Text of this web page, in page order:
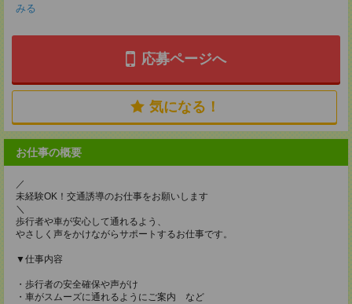
みる
応募ページへ
気になる！
お仕事の概要
／
未経験OK！交通誘導のお仕事をお願いします
＼
歩行者や車が安心して通れるよう、
やさしく声をかけながらサポートするお仕事です。
▼仕事内容
・歩行者の安全確保や声がけ
・車がスムーズに通れるようにご案内 など